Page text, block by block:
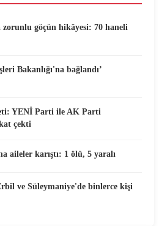
zorunlu göçün hikâyesi: 70 haneli
Bakanlığı'na bağlandı’
YENİ Parti ile AK Parti
çekti
aileler karıştı: 1 ölü, 5 yaralı
ve Süleymaniye'de binlerce kişi